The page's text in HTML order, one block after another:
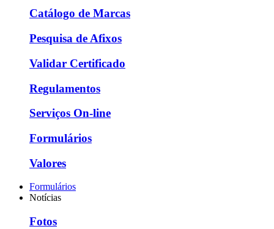
Catálogo de Marcas
Pesquisa de Afixos
Validar Certificado
Regulamentos
Serviços On-line
Formulários
Valores
Formulários
Notícias
Fotos